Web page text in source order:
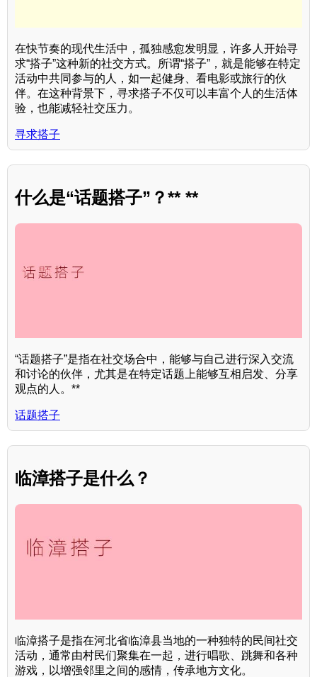
在快节奏的现代生活中，孤独感愈发明显，许多人开始寻
求“搭子”这种新的社交方式。所谓“搭子”，就是能够在特定
活动中共同参与的人，如一起健身、看电影或旅行的伙
伴。在这种背景下，寻求搭子不仅可以丰富个人的生活体
验，也能减轻社交压力。
寻求搭子
什么是“话题搭子”？** **
“话题搭子”是指在社交场合中，能够与自己进行深入交流
和讨论的伙伴，尤其是在特定话题上能够互相启发、分享
观点的人。**
话题搭子
临漳搭子是什么？
临漳搭子是指在河北省临漳县当地的一种独特的民间社交
活动，通常由村民们聚集在一起，进行唱歌、跳舞和各种
游戏，以增强邻里之间的感情，传承地方文化。